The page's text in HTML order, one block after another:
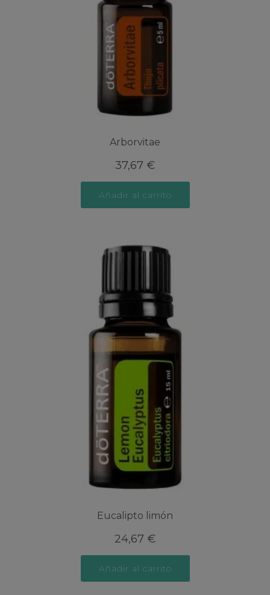
Arborvitae
37,67 €
Añadir al carrito
Eucalipto limón
24,67 €
Añadir al carrito